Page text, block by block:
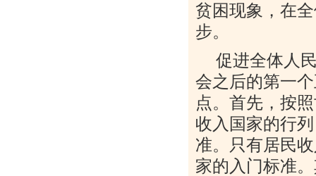
贫困现象，在
步。
促进全体人
会之后的第一
点。首先，按
收入国家的行
准。只有居民
家的入门标准